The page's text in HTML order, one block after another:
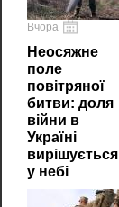
Вчора
Неосяжне
поле
повітряної
битви: доля
війни в
Україні
вирішується
у небі